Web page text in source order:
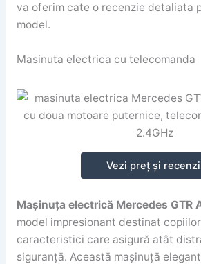
va oferim cate o recenzie detaliata
model.
Masinuta electrica cu telecomanda
Vezi preț și
Mașinuța electrică Mercedes GTR
model impresionant destinat
caracteristici care asigură atât
siguranță. Această mașinuță